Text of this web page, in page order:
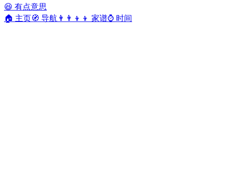
😆 有点意思
🏠 主页🧭 导航 👨‍👨‍👦‍👦 家谱⌚ 时间